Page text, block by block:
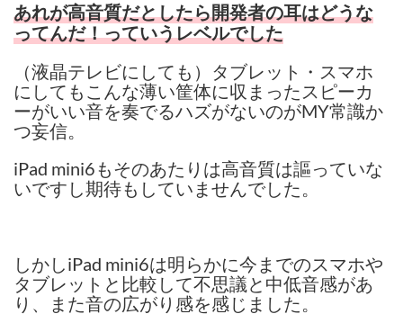
あれが高音質だとしたら開発者の耳はどうな
ってんだ！っていうレベルでした
（液晶テレビにしても）タブレット・スマホ
にしてもこんな薄い筐体に収まったスピーカ
ーがいい音を奏でるハズがないのがMY常識か
つ妄信。
iPad mini6もそのあたりは高音質は謳っていな
いですし期待もしていませんでした。
しかしiPad mini6は明らかに今までのスマホや
タブレットと比較して不思議と中低音感があ
り、また音の広がり感を感じました。